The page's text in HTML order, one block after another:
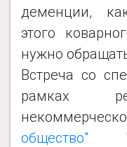
деменции,
этого
нужно
Встреча со
рамках
общество"